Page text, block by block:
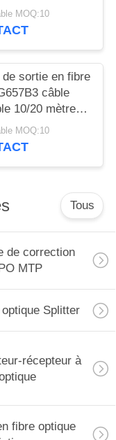
mini pré
MOQ:10
de sortie en fibre
câble
10/20 mètres
MOQ:10
Tous
de correction
MTP
optique Splitter
récepteur à
fibre optique